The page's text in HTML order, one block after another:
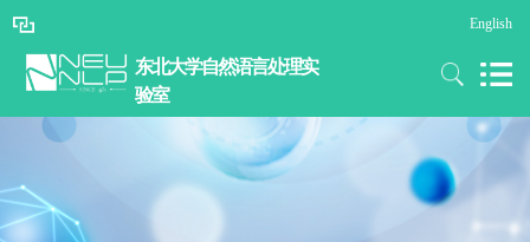
东北大学自然语言处理实
验室
English